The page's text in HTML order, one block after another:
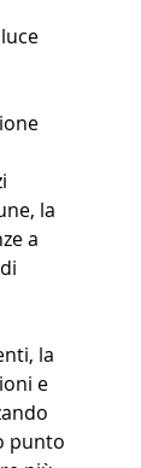
la
a
la
e
punto